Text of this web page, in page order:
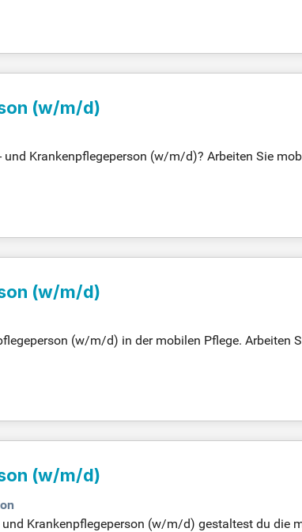
(w/m/d)
Krankenpflegeperson (w/m/d)? Arbeiten Sie
durch Bedarfsanalysen und gezielte
(w/m/d)
(w/m/d) in der mobilen Pflege. Arbeiten
basierend auf den Bedürfnissen unserer
(w/m/d)
Krankenpflegeperson (w/m/d) gestaltest du die